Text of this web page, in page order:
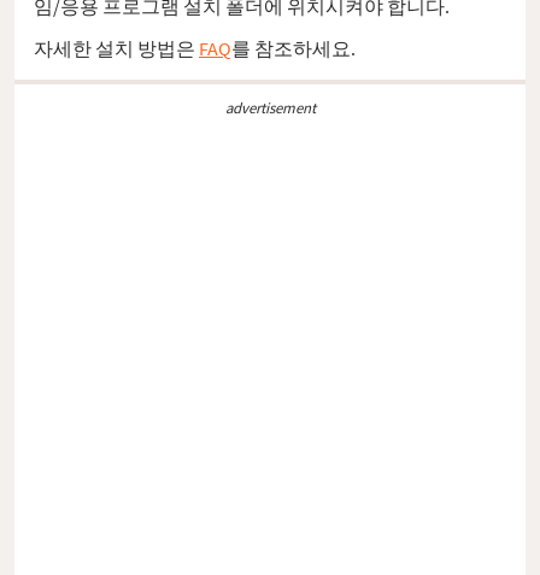
임/응용 프로그램 설치 폴더에 위치시켜야 합니다.
자세한 설치 방법은 FAQ를 참조하세요.
advertisement